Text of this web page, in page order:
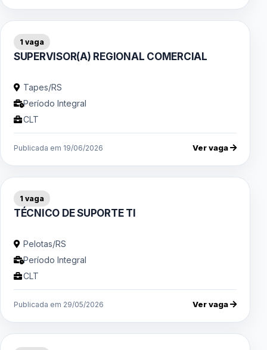
1 vaga
SUPERVISOR(A) REGIONAL COMERCIAL
Tapes/RS
Período Integral
CLT
Publicada em 19/06/2026 Ver vaga
1 vaga
TÉCNICO DE SUPORTE TI
Pelotas/RS
Período Integral
CLT
Publicada em 29/05/2026 Ver vaga